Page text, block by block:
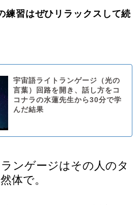
練習はぜひリラックスして続
宇宙語ライトランゲージ（光の
言葉）回路を開き、話し方をコ
コナラの水蓮先生から30分で学
んだ結果
ンゲージはその人のタ
体で。